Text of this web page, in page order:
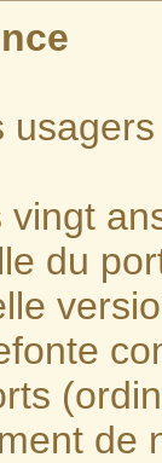
vingt
du
de